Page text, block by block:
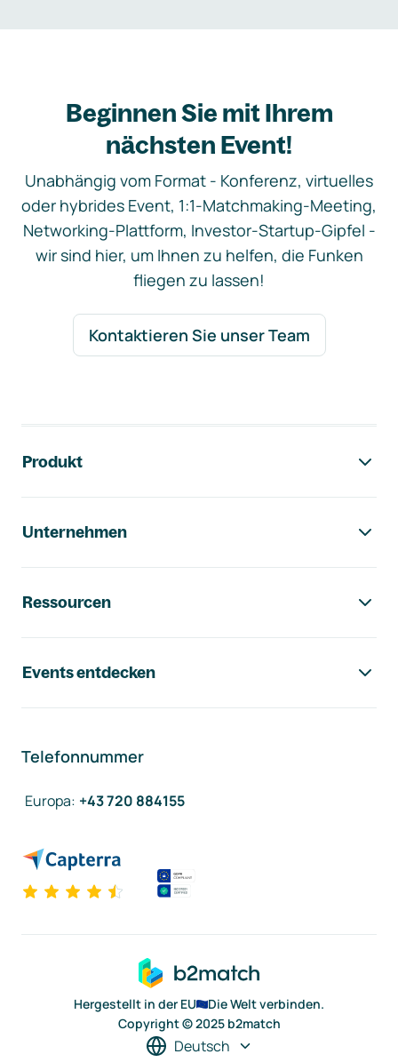
Beginnen Sie mit Ihrem
nächsten Event!
Unabhängig vom Format - Konferenz, virtuelles
oder hybrides Event, 1:1-Matchmaking-Meeting,
Networking-Plattform, Investor-Startup-Gipfel -
wir sind hier, um Ihnen zu helfen, die Funken
fliegen zu lassen!
Kontaktieren Sie unser Team
Produkt
Unternehmen
Ressourcen
Events entdecken
Telefonnummer
Europa: +43 720 884155
Hergestellt in der EU
Die Welt verbinden.
Copyright © 2025 b2match
Deutsch